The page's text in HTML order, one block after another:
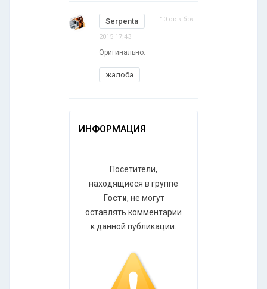
Serpenta 10 октября
2015 17:43
Оригинально.
жалоба
ИНФОРМАЦИЯ
Посетители,
находящиеся в группе
Гости, не могут
оставлять комментарии
к данной публикации.